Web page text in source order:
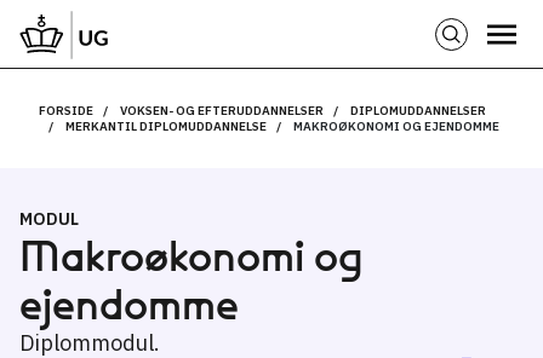
FORSIDE VOKSEN- OG EFTERUDDANNELSER
DIPLOMUDDANNELSER
MERKANTIL DIPLOMUDDANNELSE
MAKROØKONOMI OG EJENDOMME
MODUL
Makroøkonomi og
ejendomme
Diplommodul.